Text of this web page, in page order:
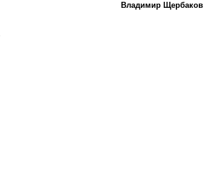
Владимир Щербаков